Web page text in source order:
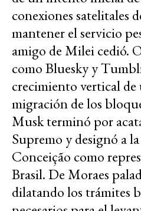
conexiones satelitales
mantener el servicio
amigo de Milei cedió.
como Bluesky y
crecimiento vertical de
migración de los
Musk terminó por
Supremo y designó a
Conceição como
Brasil. De Moraes
dilatando los trámites